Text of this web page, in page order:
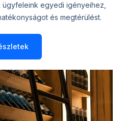
egyedi igényeihez,
és megtérülést.